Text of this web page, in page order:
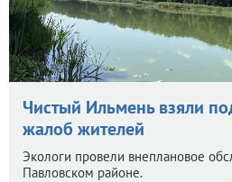
Чистый Ильмень взяли
жалоб жителей
Экологи провели внеплановое
Павловском районе.